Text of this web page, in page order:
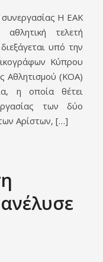
Η ΕΑΚ
αθλητική τελετή
υπό την
Κύπρου
Αθλητισμού (ΚΟΑ)
η οποία θέτει
των δύο
Αρίστων, […]